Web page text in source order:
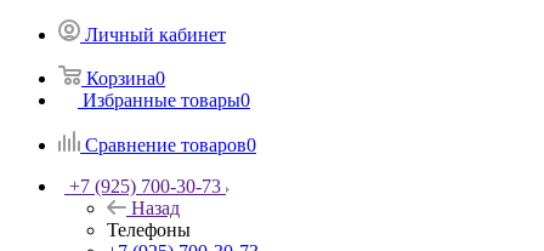
Личный кабинет
Корзина0
Избранные товары0
Сравнение товаров0
+7 (925) 700-30-73
Назад
Телефоны